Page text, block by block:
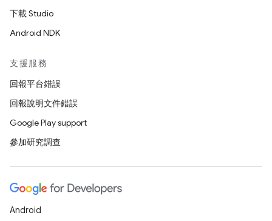
下載 Studio
Android NDK
支援服務
回報平台錯誤
回報說明文件錯誤
Google Play support
參加研究調查
Android